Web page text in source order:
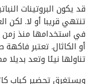
قد يكون البروتينات
تنتهي قريبا أو لا. لكن
في استخدامها منذ
أو الكاثال. تعتبر
تناولها نيئا وتعد بديلا